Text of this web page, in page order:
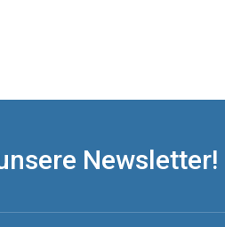
Newsletter!